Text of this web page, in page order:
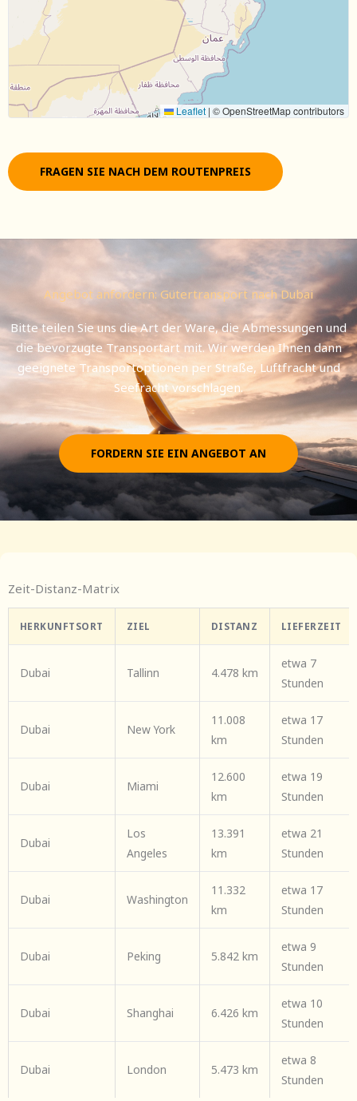
Leaflet | © OpenStreetMap contributors
FRAGEN SIE NACH DEM ROUTENPREIS
Angebot anfordern: Gütertransport nach Dubai
Bitte teilen Sie uns die Art der Ware, die Abmessungen und
die bevorzugte Transportart mit. Wir werden Ihnen dann
geeignete Transportoptionen per Straße, Luftfracht und
Seefracht vorschlagen.
FORDERN SIE EIN ANGEBOT AN
Zeit-Distanz-Matrix
HERKUNFTSORT ZIEL DISTANZ LIEFERZEIT
Dubai Tallinn 4.478 km
etwa 7
Stunden
Dubai New York
11.008
km
etwa 17
Stunden
Dubai Miami
12.600
km
etwa 19
Stunden
Dubai
Los
Angeles
13.391
km
etwa 21
Stunden
Dubai Washington
11.332
km
etwa 17
Stunden
Dubai Peking 5.842 km
etwa 9
Stunden
Dubai Shanghai 6.426 km
etwa 10
Stunden
Dubai London 5.473 km
etwa 8
Stunden